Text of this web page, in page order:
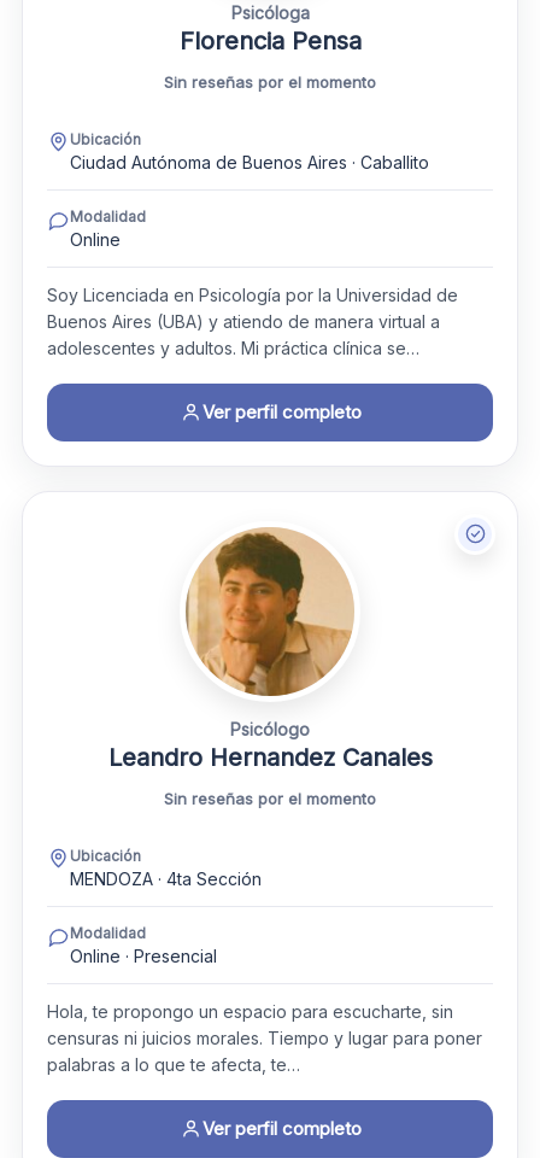
Psicóloga
Florencia Pensa
Sin reseñas por el momento
Ubicación
Ciudad Autónoma de Buenos Aires · Caballito
Modalidad
Online
Soy Licenciada en Psicología por la Universidad de
Buenos Aires (UBA) y atiendo de manera virtual a
adolescentes y adultos. Mi práctica clínica se…
Ver perfil completo
Psicólogo
Leandro Hernandez Canales
Sin reseñas por el momento
Ubicación
MENDOZA · 4ta Sección
Modalidad
Online · Presencial
Hola, te propongo un espacio para escucharte, sin
censuras ni juicios morales. Tiempo y lugar para poner
palabras a lo que te afecta, te…
Ver perfil completo